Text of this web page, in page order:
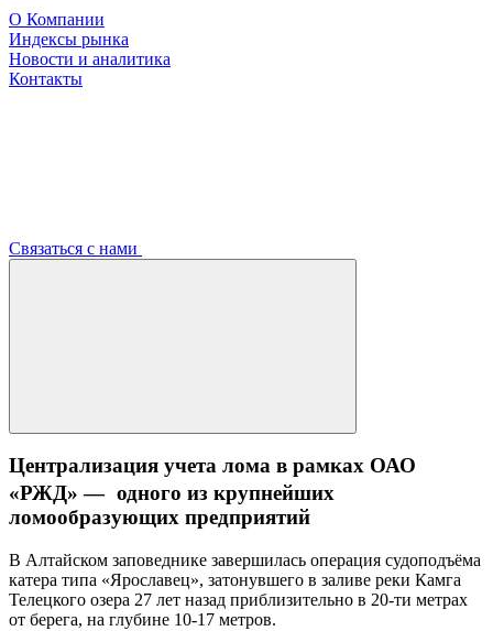
О Компании
Индексы рынка
Новости и аналитика
Контакты
Связаться с нами
Централизация учета лома в рамках ОАО
«РЖД» — одного из крупнейших
ломообразующих предприятий
В Алтайском заповеднике завершилась операция судоподъёма
катера типа «Ярославец», затонувшего в заливе реки Камга
Телецкого озера 27 лет назад приблизительно в 20-ти метрах
от берега, на глубине 10-17 метров.